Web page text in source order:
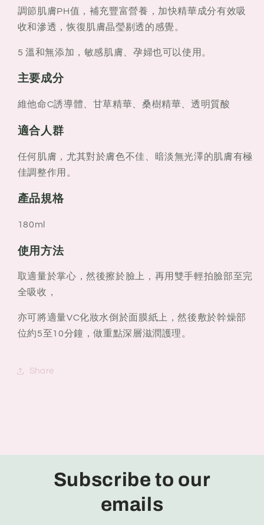
調節肌膚PH值，補充豐富營養，加快精華成分有效吸
收和滲透，恢復肌膚晶瑩剔透的感覺。
5 溫和無添加，敏感肌膚、孕婦也可以使用。
主要成分
維他命C誘導體、甘草精華、桑樹精華、透明質酸
適合人群
任何肌膚，尤其對於膚色不佳、暗淡無光澤的肌膚有極
佳調整作用。
產品規格
180ml
使用方法
取適量於掌心，然後擦於臉上，再用雙手輕拍臉部至完
全吸收，
亦可將適量VC化妝水倒於面膜紙上，然後敷於幹燥部
位約5至10分鐘，做重點深層滋潤護理。
Share
Subscribe to our
emails